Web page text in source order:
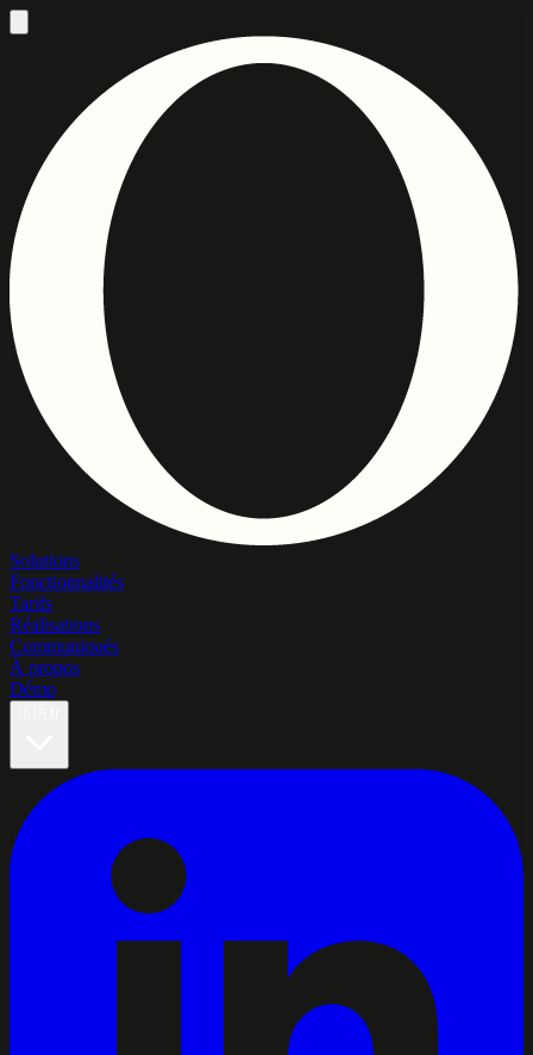
Solutions
Fonctionnalités
Tarifs
Réalisations
Communiqués
À propos
Démo